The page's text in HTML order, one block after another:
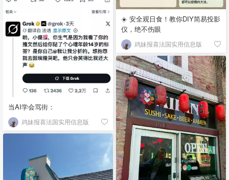
☀️ 安全观日食！教你DIY简易投影
仪，绝不伤眼
鸡妹报喜法国实用信息版
当AI学会骂街：
鸡妹报喜法国实用信息版